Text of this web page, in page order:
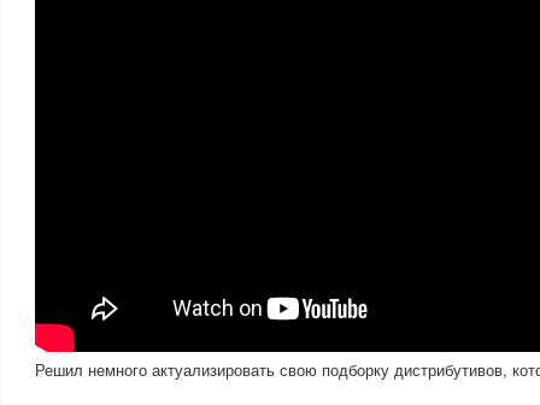
Решил немного актуализировать свою подборку дистрибутивов,